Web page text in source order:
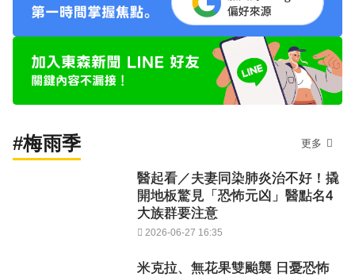
#梅雨季 更多
醫起看／夫妻同染肺炎治不好！撬
開地板驚見「恐怖元凶」醫點名4
大族群要注意
2026-06-27 16:35
米克拉、無花果雙颱襲 日憂恐怖